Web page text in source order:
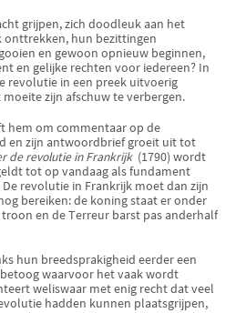
grijpen, zich doodleuk aan het
onttrekken, hun bezittingen
en gewoon opnieuw beginnen,
en gelijke rechten voor iedereen? In
revolutie in een preek uitvoerig
zijn afschuw te verbergen.
hem om commentaar op de
en zijn antwoordbrief groeit uit tot
de revolutie in Frankrijk (1790) wordt
tot op vandaag als fundament
revolutie in Frankrijk moet dan zijn
bereiken: de koning staat er onder
en de Terreur barst pas anderhalf
hun breedsprakigheid eerder een
waarvoor het vaak wordt
weliswaar met enig recht dat veel
hadden kunnen plaatsgrijpen,